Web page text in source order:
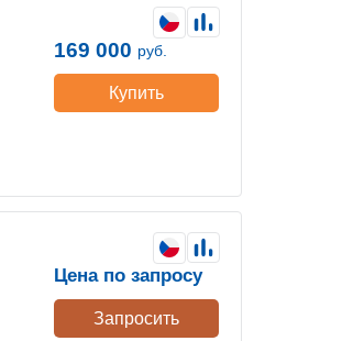
169 000 руб.
Купить
Цена по запросу
Запросить